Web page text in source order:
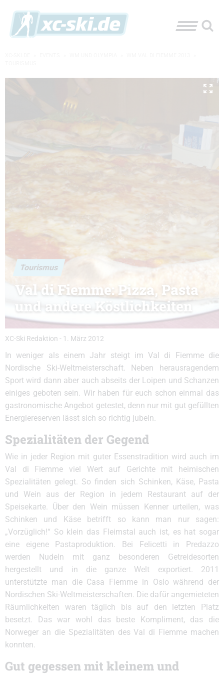
Tourismus
Val di Fiemme: Pizza, Pasta
und andere Köstlichkeiten
XC-Ski Redaktion - 1. März 2012
In weniger als einem Jahr steigt im Val di Fiemme die
Nordische Ski-Weltmeisterschaft. Neben herausragendem
Sport wird dann aber auch abseits der Loipen und Schanzen
einiges geboten sein. Wir haben für euch schon einmal das
gastronomische Angebot getestet, denn nur mit gut gefüllten
Energiereserven lässt sich so richtig jubeln.
Spezialitäten der Gegend
Wie in jeder Region mit guter Essenstradition wird auch im
Val di Fiemme viel Wert auf Gerichte mit heimischen
Spezialitäten gelegt. So finden sich Schinken, Käse, Pasta
und Wein aus der Region in jedem Restaurant auf der
Speisekarte. Über den Wein müssen Kenner urteilen, was
Schinken und Käse betrifft so kann man nur sagen:
„Vorzüglich!“ So klein das Fleimstal auch ist, es hat sogar
eine eigene Pastaproduktion. Bei Felicetti in Predazzo
werden Nudeln mit ganz besonderen Getreidesorten
hergestellt und in die ganze Welt exportiert. 2011
unterstützte man die Casa Fiemme in Oslo während der
Nordischen Ski-Weltmeisterschaften. Die dafür angemieteten
Räumlichkeiten waren täglich bis auf den letzten Platz
besetzt. Das war wohl das beste Kompliment, das die
Norweger an die Spezialitäten des Val di Fiemme machen
konnten.
Gut gegessen mit kleinem und